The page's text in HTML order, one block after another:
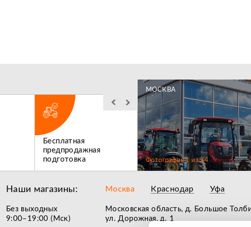
Бесплатная
предпродажная
подготовка
Льготное
послегарантийное
обслуживание
МОСКВА
Фотография1 из24
Наши магазины: Москва Краснодар Уфа
Без выходных
9:00–19:00 (Мск)
Московская область, д. Большое
ул. Дорожная, д. 1